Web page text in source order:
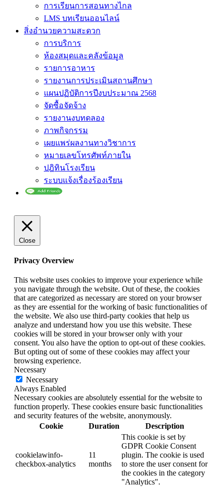
การเรียนการสอนทางไกล
LMS บทเรียนออนไลน์
สิ่งอำนวยความสะดวก
การบริการ
ห้องสมุดและคลังข้อมูล
รายการอาหาร
รายงานการประเมินสถานศึกษา
แผนปฏิบัติการปีงบประมาณ 2568
จัดซื้อจัดจ้าง
รายงานงบทดลอง
ภาพกิจกรรม
เผยแพร่ผลงานทางวิชาการ
หมายเลขโทรศัพท์ภายใน
ปฎิทินโรงเรียน
ระบบแจ้งเรื่องร้องเรียน
Close
Privacy Overview
This website uses cookies to improve your experience while
you navigate through the website. Out of these, the cookies
that are categorized as necessary are stored on your browser
as they are essential for the working of basic functionalities of
the website. We also use third-party cookies that help us
analyze and understand how you use this website. These
cookies will be stored in your browser only with your
consent. You also have the option to opt-out of these cookies.
But opting out of some of these cookies may affect your
browsing experience.
Necessary
Necessary
Always Enabled
Necessary cookies are absolutely essential for the website to
function properly. These cookies ensure basic functionalities
and security features of the website, anonymously.
Cookie
Duration Description
cookielawinfo-
checkbox-analytics
11
months
This cookie is set by
GDPR Cookie Consent
plugin. The cookie is used
to store the user consent for
the cookies in the category
"Analytics".